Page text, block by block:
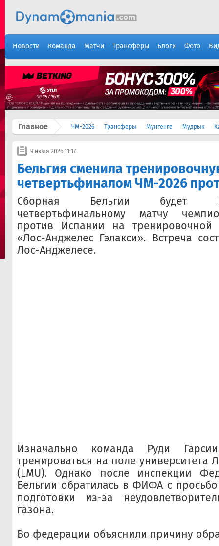
Новости Команда Матчи Трансферы Блоги Фото
Главное ЧМ-2026 Трансферы Мунгенге Мудрык
9 июля 2026 11:17
Бельгия сменила
четвертьфиналом ЧМ-2026
Сборная Бельгии будет
четвертьфинальному матчу
против Испании на
«Лос-Анджелес Гэлакси». Встреча
Лос-Анджелесе.
Изначально команда Руди
тренироваться на поле университета
(LMU). Однако после инспекции
Бельгии обратилась в ФИФА с
подготовки из-за
газона.
Во федерации объяснили причину